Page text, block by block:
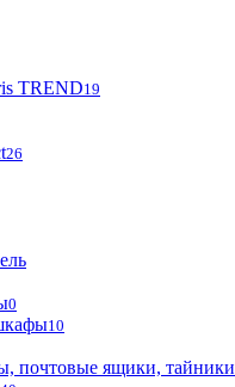
TREND19
26
0
10
почтовые ящики, тайники